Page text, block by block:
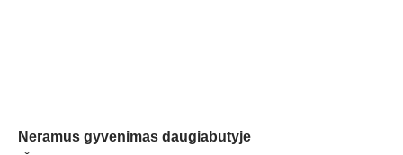
Neramus gyvenimas daugiabutyje